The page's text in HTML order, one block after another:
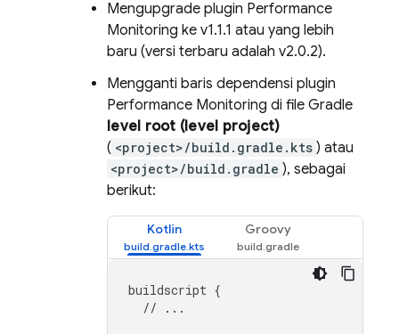
Mengupgrade plugin Performance
Monitoring ke v1.1.1 atau yang lebih
baru (versi terbaru adalah v2.0.2).
Mengganti baris dependensi plugin
Performance Monitoring di file Gradle
level root (level project)
( <project>/build.gradle.kts ) atau
<project>/build.gradle ), sebagai
berikut:
Kotlin Groovy
buildscript {
// ...